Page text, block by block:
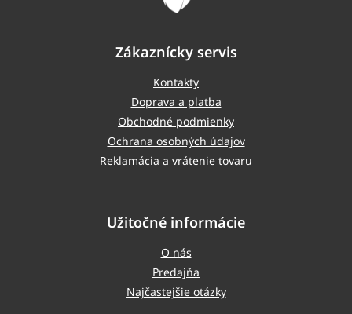
Zákaznícky servis
Kontakty
Doprava a platba
Obchodné podmienky
Ochrana osobných údajov
Reklamácia a vrátenie tovaru
Užitočné informácie
O nás
Predajňa
Najčastejšie otázky